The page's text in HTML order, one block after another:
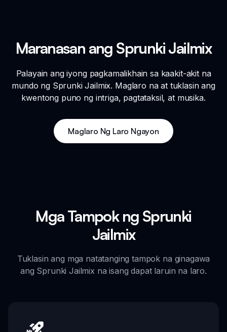
Maranasan ang Sprunki Jailmix
Palayain ang iyong pagkamalikhain sa kaakit-akit na
mundo ng Sprunki Jailmix. Maglaro na at tuklasin ang
kwentong puno ng intriga, pagtataksil, at musika.
Maglaro Ng Laro Ngayon
Mga Tampok ng Sprunki
Jailmix
Tuklasin ang mga natatanging tampok na ginagawa
ang Sprunki Jailmix na isang dapat laruin na laro.